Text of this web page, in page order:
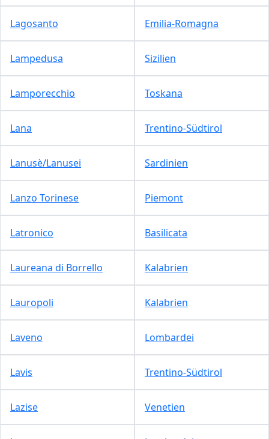
Lagosanto Emilia-Romagna
Lampedusa Sizilien
Lamporecchio Toskana
Lana Trentino-Südtirol
Lanusè/Lanusei Sardinien
Lanzo Torinese Piemont
Latronico Basilicata
Laureana di Borrello Kalabrien
Lauropoli Kalabrien
Laveno Lombardei
Lavis Trentino-Südtirol
Lazise Venetien